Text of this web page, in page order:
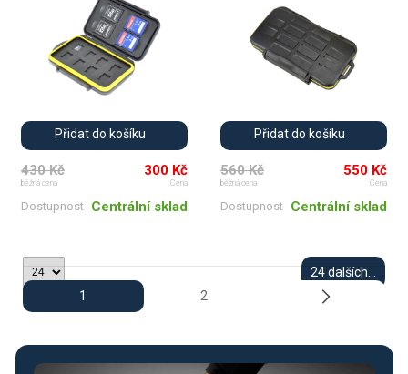
Přidat do košíku
430 Kč
běžná cena
300 Kč
Cena
Dostupnost Centrální sklad
Přidat do košíku
560 Kč
běžná cena
550 Kč
Cena
Dostupnost Centrální sklad
24 dalších...
1
2